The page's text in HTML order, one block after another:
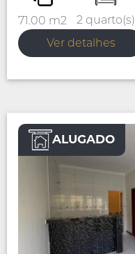
71.00 m2 2 quarto(s)
Ver detalhes
ALUGADO